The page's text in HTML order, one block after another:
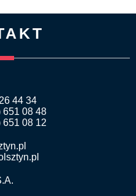
44 34
651 08 48
651 08 12